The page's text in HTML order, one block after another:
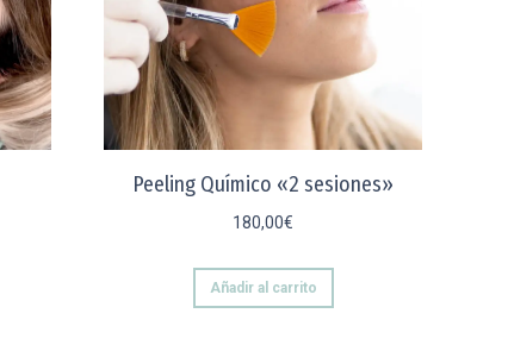
Peeling Químico «2 sesiones»
180,00€
Añadir al carrito